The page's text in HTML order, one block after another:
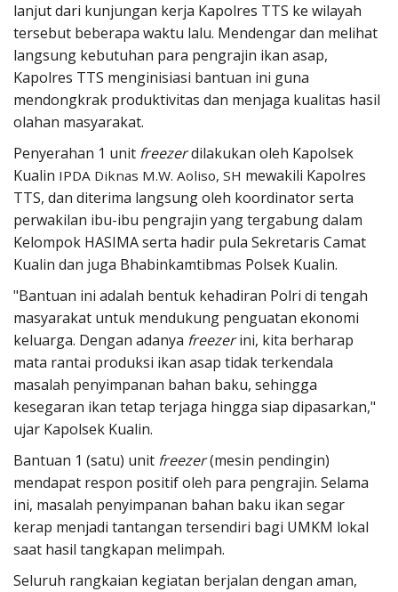
lanjut dari kunjungan kerja Kapolres TTS ke wilayah
tersebut beberapa waktu lalu. Mendengar dan melihat
langsung kebutuhan para pengrajin ikan asap,
Kapolres TTS menginisiasi bantuan ini guna
mendongkrak produktivitas dan menjaga kualitas hasil
olahan masyarakat.
Penyerahan 1 unit freezerdilakukan oleh Kapolsek
Kualin IPDA Diknas M.W. Aoliso, SH mewakili Kapolres
TTS, dan diterima langsung oleh koordinator serta
perwakilan ibu-ibu pengrajin yang tergabung dalam
Kelompok HASIMA serta hadir pula Sekretaris Camat
Kualin dan juga Bhabinkamtibmas Polsek Kualin.
"Bantuan ini adalah bentuk kehadiran Polri di tengah
masyarakat untuk mendukung penguatan ekonomi
keluarga. Dengan adanya freezerini, kita berharap
mata rantai produksi ikan asap tidak terkendala
masalah penyimpanan bahan baku, sehingga
kesegaran ikan tetap terjaga hingga siap dipasarkan,"
ujar Kapolsek Kualin.
Bantuan 1 (satu) unit freezer(mesin pendingin)
mendapat respon positif oleh para pengrajin. Selama
ini, masalah penyimpanan bahan baku ikan segar
kerap menjadi tantangan tersendiri bagi UMKM lokal
saat hasil tangkapan melimpah.
Seluruh rangkaian kegiatan berjalan dengan aman,